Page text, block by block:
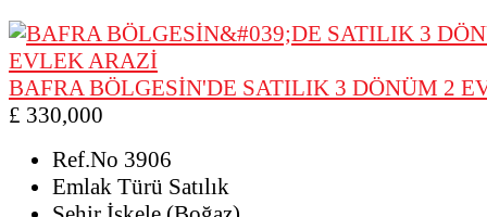
BAFRA BÖLGESİN'DE SATILIK 3 DÖNÜM 2
£ 330,000
Ref.No 3906
Emlak Türü Satılık